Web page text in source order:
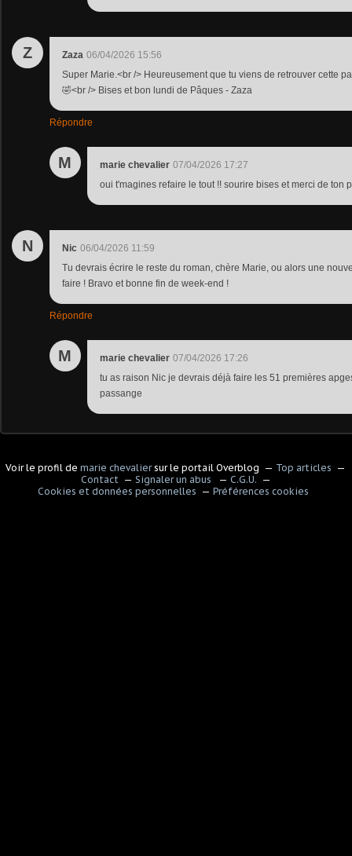
Z Zaza 06/04/2026 15:56
Super Marie.<br /> Heureusement que tu viens de retrouver cette
🤣<br /> Bises et bon lundi de Pâques - Zaza
Répondre
M marie chevalier 07/04/2026 17:27
oui t'magines refaire le tout !! sourire bises et merci de ton
N Nic 06/04/2026 11:59
Tu devrais écrire le reste du roman, chère Marie, ou alors une
faire ! Bravo et bonne fin de week-end !
Répondre
M marie chevalier 07/04/2026 17:26
tu as raison Nic je devrais déjà faire les 51 premières
passange
Voir le profil demarie chevaliersur le portail Overblog
Top articles
Contact
Signaler un abus
C.G.U.
Cookies et données personnelles
Préférences cookies